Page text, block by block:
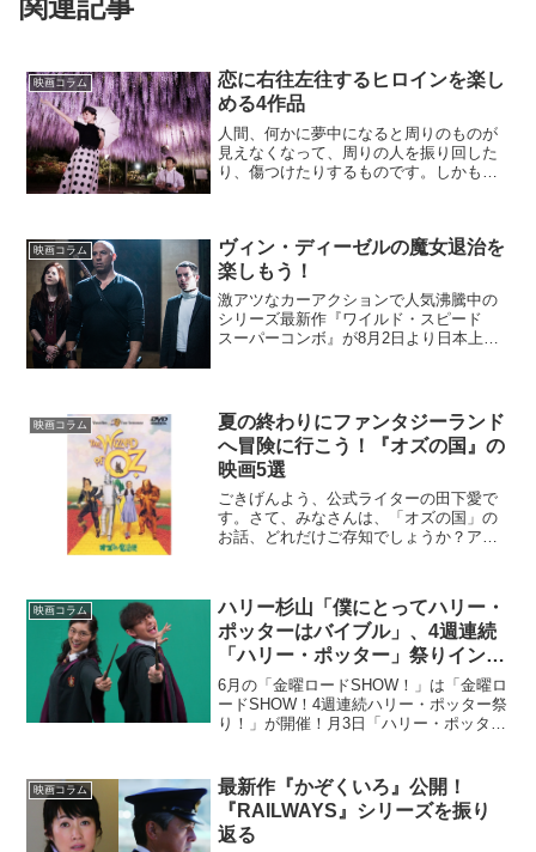
映画コラム
恋に右往左往するヒロインを楽し
める4作品
人間、何かに夢中になると周りのものが
見えなくなって、周りの人を振り回した
り、傷つけたりするものです。しかも、
っていたりするので強く言...
映画コラム
ヴィン・ディーゼルの魔女退治を
楽しもう！
激アツなカーアクションで人気沸騰中の
シリーズ最新作『ワイルド・スピード
スーパーコンボ』が8月2日より日本上
カード・ショウ（ジェイソ...
映画コラム
夏の終わりにファンタジーランド
へ冒険に行こう！『オズの国』の
映画5選
ごきげんよう、公式ライターの田下愛で
す。さて、みなさんは、「オズの国」の
お話、どれだけご存知でしょうか？アメ
に登場する魔法がいっぱいのファンタジ
ーランド、オズ。今回は、...
映画コラム
ハリー杉山「僕にとってハリー・
ポッターはバイブル」、4週連続
「ハリー・ポッター」祭りインタ
ビュー
6月の「金曜ロードSHOW！」は「金曜ロ
ードSHOW！4週連続ハリー・ポッター祭
り！」が開催！月3日「ハリー・ポッター
ー・ポッターと死の秘宝PART1」6月24
日...
映画コラム
最新作『かぞくいろ』公開！
『RAILWAYS』シリーズを振り
返る